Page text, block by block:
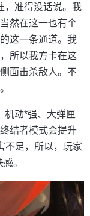
，准得没话说。我
然在这一也有个
这一条通道。我
所以我方卡在这
面击杀敌人。不
动*强、大弹匣
结者模式会提升
不足，所以，玩家
。